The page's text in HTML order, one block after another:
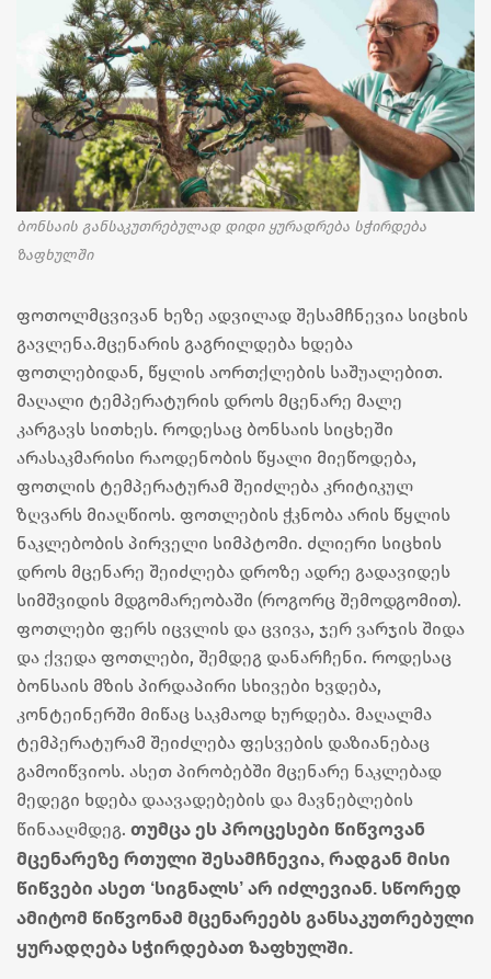
ბონსაის განსაკუთრებულად დიდი ყურადრება სჭირდება
ზაფხულში
ფოთოლმცვივან ხეზე ადვილად შესამჩნევია სიცხის
გავლენა.მცენარის გაგრილდება ხდება
ფოთლებიდან, წყლის აორთქლების საშუალებით.
მაღალი ტემპერატურის დროს მცენარე მალე
კარგავს სითხეს. როდესაც ბონსაის სიცხეში
არასაკმარისი რაოდენობის წყალი მიეწოდება,
ფოთლის ტემპერატურამ შეიძლება კრიტიკულ
ზღვარს მიაღწიოს. ფოთლების ჭკნობა არის წყლის
ნაკლებობის პირველი სიმპტომი. ძლიერი სიცხის
დროს მცენარე შეიძლება დროზე ადრე გადავიდეს
სიმშვიდის მდგომარეობაში (როგორც შემოდგომით).
ფოთლები ფერს იცვლის და ცვივა, ჯერ ვარჯის შიდა
და ქვედა ფოთლები, შემდეგ დანარჩენი. როდესაც
ბონსაის მზის პირდაპირი სხივები ხვდება,
კონტეინერში მიწაც საკმაოდ ხურდება. მაღალმა
ტემპერატურამ შეიძლება ფესვების დაზიანებაც
გამოიწვიოს. ასეთ პირობებში მცენარე ნაკლებად
მედეგი ხდება დაავადებების და მავნებლების
წინააღმდეგ. თუმცა ეს პროცესები წიწვოვან
მცენარეზე რთული შესამჩნევია, რადგან მისი
წიწვები ასეთ ‘სიგნალს’ არ იძლევიან. სწორედ
ამიტომ წიწვონამ მცენარეებს განსაკუთრებული
ყურადღება სჭირდებათ ზაფხულში.